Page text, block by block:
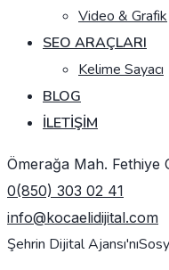
Video & Grafik
SEO ARAÇLARI
Kelime Sayacı
BLOG
İLETIŞIM
Ömerağa Mah. Fethiye
0(850) 303 02 41
info@kocaelidijital.com
Şehrin Dijital Ajansı'nı